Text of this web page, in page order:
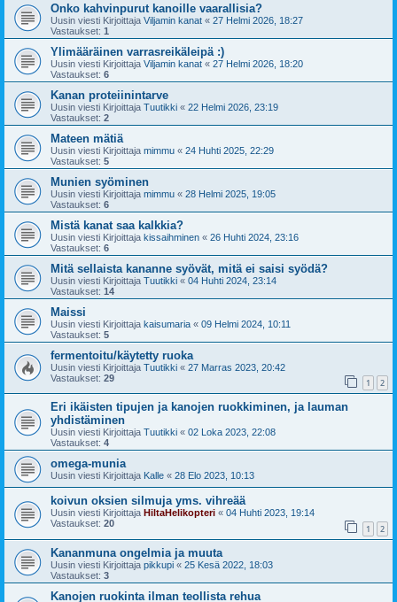
Onko kahvinpurut kanoille vaarallisia?
Uusin viesti Kirjoittaja Viljamin kanat « 27 Helmi 2026, 18:27
Vastaukset: 1
Ylimääräinen varrasreikäleipä :)
Uusin viesti Kirjoittaja Viljamin kanat « 27 Helmi 2026, 18:20
Vastaukset: 6
Kanan proteiinintarve
Uusin viesti Kirjoittaja Tuutikki « 22 Helmi 2026, 23:19
Vastaukset: 2
Mateen mätiä
Uusin viesti Kirjoittaja mimmu « 24 Huhti 2025, 22:29
Vastaukset: 5
Munien syöminen
Uusin viesti Kirjoittaja mimmu « 28 Helmi 2025, 19:05
Vastaukset: 6
Mistä kanat saa kalkkia?
Uusin viesti Kirjoittaja kissaihminen « 26 Huhti 2024, 23:16
Vastaukset: 6
Mitä sellaista kananne syövät, mitä ei saisi syödä?
Uusin viesti Kirjoittaja Tuutikki « 04 Huhti 2024, 23:14
Vastaukset: 14
Maissi
Uusin viesti Kirjoittaja kaisumaria « 09 Helmi 2024, 10:11
Vastaukset: 5
fermentoitu/käytetty ruoka
Uusin viesti Kirjoittaja Tuutikki « 27 Marras 2023, 20:42
Vastaukset: 29 1 2
Eri ikäisten tipujen ja kanojen ruokkiminen, ja lauman
yhdistäminen
Uusin viesti Kirjoittaja Tuutikki « 02 Loka 2023, 22:08
Vastaukset: 4
omega-munia
Uusin viesti Kirjoittaja Kalle « 28 Elo 2023, 10:13
koivun oksien silmuja yms. vihreää
Uusin viesti Kirjoittaja HiltaHelikopteri « 04 Huhti 2023, 19:14
Vastaukset: 20 1 2
Kananmuna ongelmia ja muuta
Uusin viesti Kirjoittaja pikkupi « 25 Kesä 2022, 18:03
Vastaukset: 3
Kanojen ruokinta ilman teollista rehua